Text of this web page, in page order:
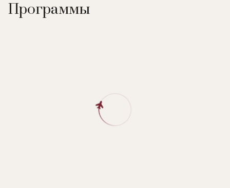
Программы